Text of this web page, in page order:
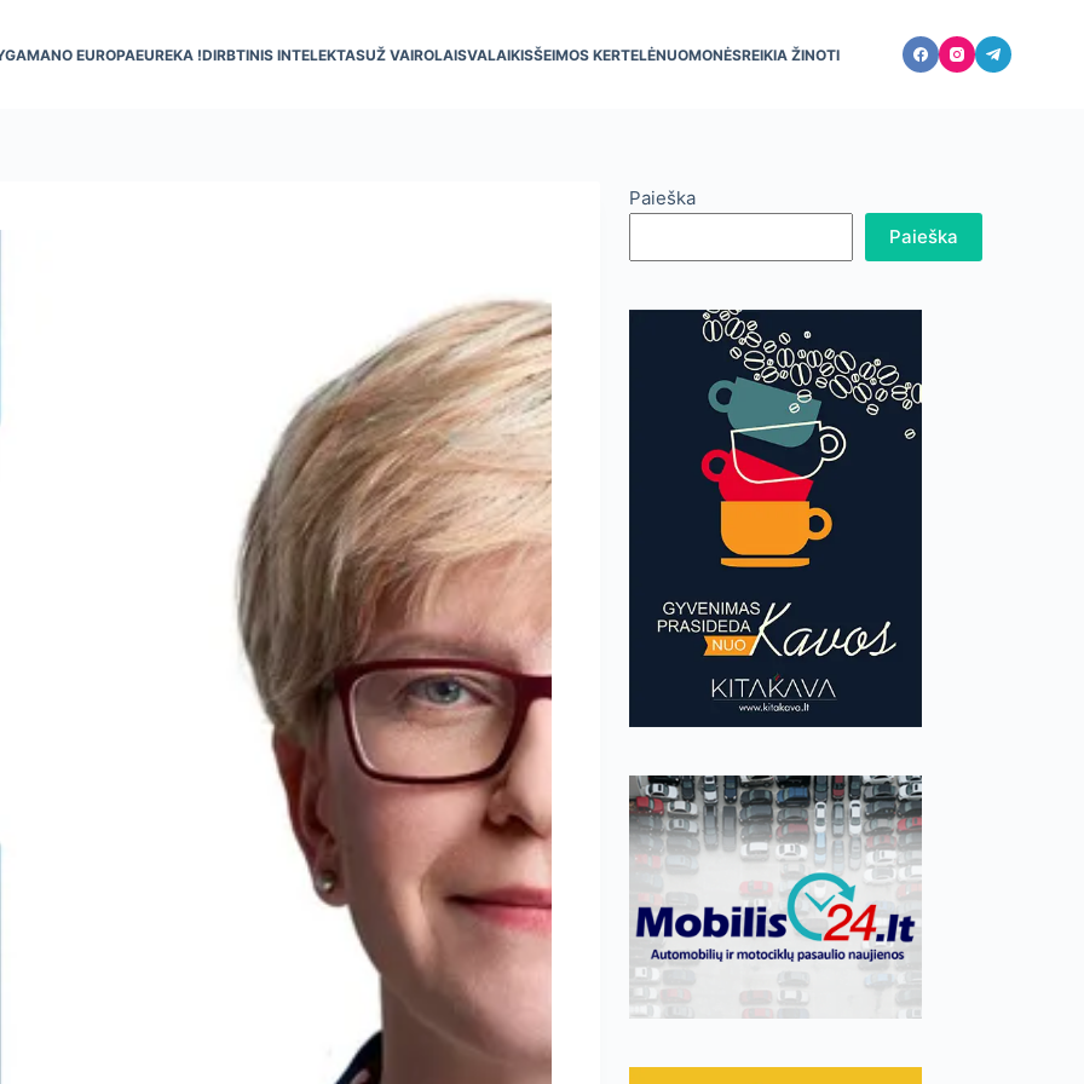
MANO EUROPAEUREKA !DIRBTINIS INTELEKTASUŽ VAIROLAISVALAIKISŠEIMOS KERTELĖNUOMONĖSREIKIA ŽINOTI
Paieška
Paieška